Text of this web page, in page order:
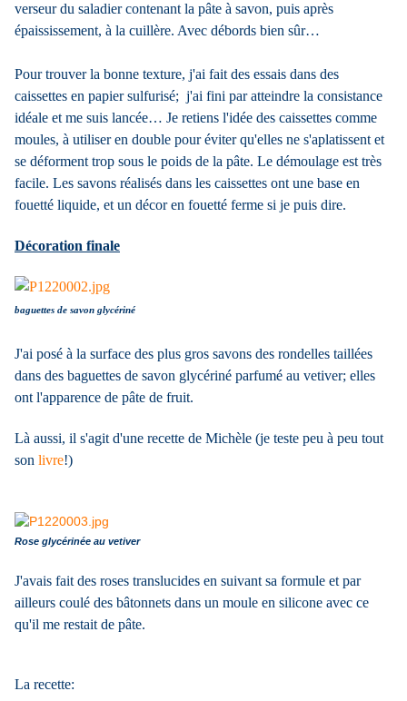
verseur du saladier contenant la pâte à savon, puis après
épaississement, à la cuillère. Avec débords bien sûr…
Pour trouver la bonne texture, j'ai fait des essais dans des
caissettes en papier sulfurisé; j'ai fini par atteindre la consistance
idéale et me suis lancée… Je retiens l'idée des caissettes comme
moules, à utiliser en double pour éviter qu'elles ne s'aplatissent et
se déforment trop sous le poids de la pâte. Le démoulage est très
facile. Les savons réalisés dans les caissettes ont une base en
fouetté liquide, et un décor en fouetté ferme si je puis dire.
Décoration finale
baguettes de savon glycériné
J'ai posé à la surface des plus gros savons des rondelles taillées
dans des baguettes de savon glycériné parfumé au vetiver; elles
ont l'apparence de pâte de fruit.
Là aussi, il s'agit d'une recette de Michèle (je teste peu à peu tout
son livre!)
Rose glycérinée au vetiver
J'avais fait des roses translucides en suivant sa formule et par
ailleurs coulé des bâtonnets dans un moule en silicone avec ce
qu'il me restait de pâte.
La recette: